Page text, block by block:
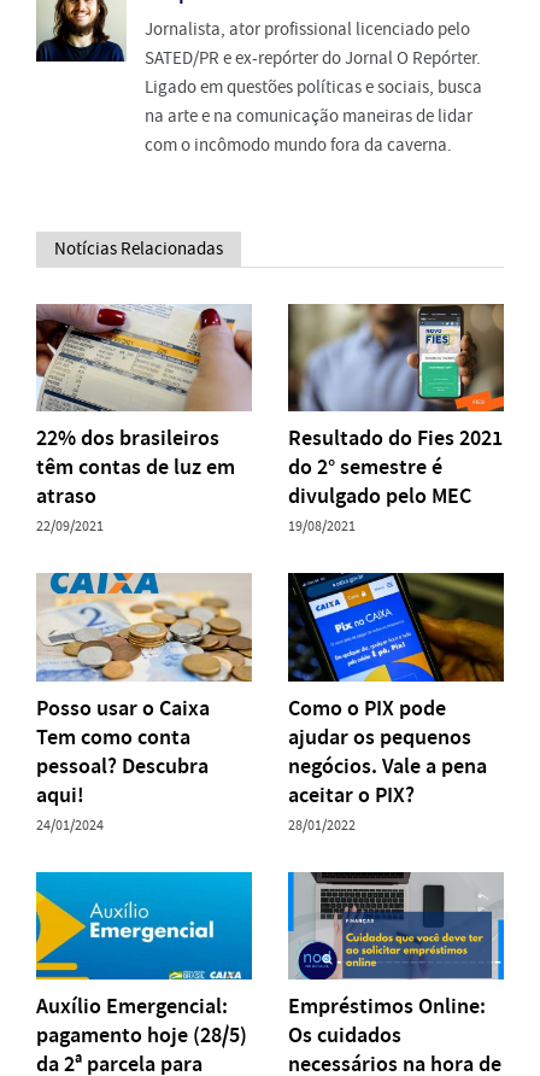
Jornalista, ator profissional licenciado pelo
SATED/PR e ex-repórter do Jornal O Repórter.
Ligado em questões políticas e sociais, busca
na arte e na comunicação maneiras de lidar
com o incômodo mundo fora da caverna.
Notícias Relacionadas
22% dos brasileiros
têm contas de luz em
atraso
22/09/2021
Resultado do Fies 2021
do 2° semestre é
divulgado pelo MEC
19/08/2021
Posso usar o Caixa
Tem como conta
pessoal? Descubra
aqui!
24/01/2024
Como o PIX pode
ajudar os pequenos
negócios. Vale a pena
aceitar o PIX?
28/01/2022
Auxílio Emergencial:
pagamento hoje (28/5)
da 2ª parcela para
Empréstimos Online:
Os cuidados
necessários na hora de